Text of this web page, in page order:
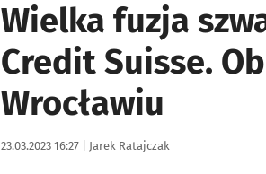
Wielka fuzja
Credit Suisse.
Wrocławiu
Data publikacji:
23.03.2023 16:27 | Autor:
Jarek Ratajczak